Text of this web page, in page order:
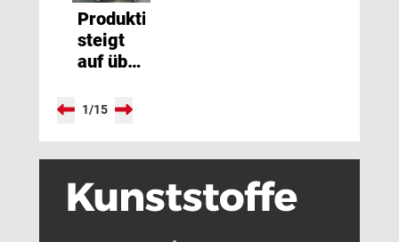
Produktionskapazität
steigt
auf über
t1/15